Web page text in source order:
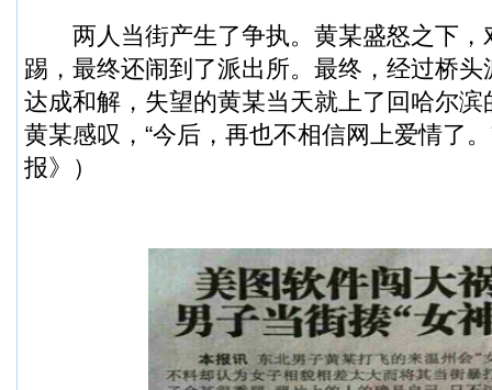
两人当街产生了争执。黄某盛怒之下，
踢，最终还闹到了派出所。最终，经过桥
达成和解，失望的黄某当天就上了回哈尔
黄某感叹，“今后，再也不相信网上爱情了
报》）